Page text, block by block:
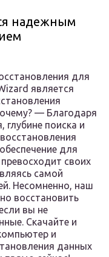
надежным
для
является
— Благодаря
глубине поиска и
для
своих
самой
Несомненно, наш
восстановить
вы не
Скачайте и
и
данных